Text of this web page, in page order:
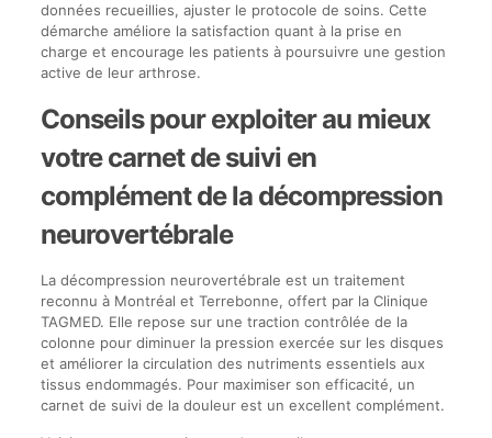
données recueillies, ajuster le protocole de soins. Cette
démarche améliore la satisfaction quant à la prise en
charge et encourage les patients à poursuivre une gestion
active de leur arthrose.
Conseils pour exploiter au mieux
votre carnet de suivi en
complément de la décompression
neurovertébrale
La décompression neurovertébrale est un traitement
reconnu à Montréal et Terrebonne, offert par la Clinique
TAGMED. Elle repose sur une traction contrôlée de la
colonne pour diminuer la pression exercée sur les disques
et améliorer la circulation des nutriments essentiels aux
tissus endommagés. Pour maximiser son efficacité, un
carnet de suivi de la douleur est un excellent complément.